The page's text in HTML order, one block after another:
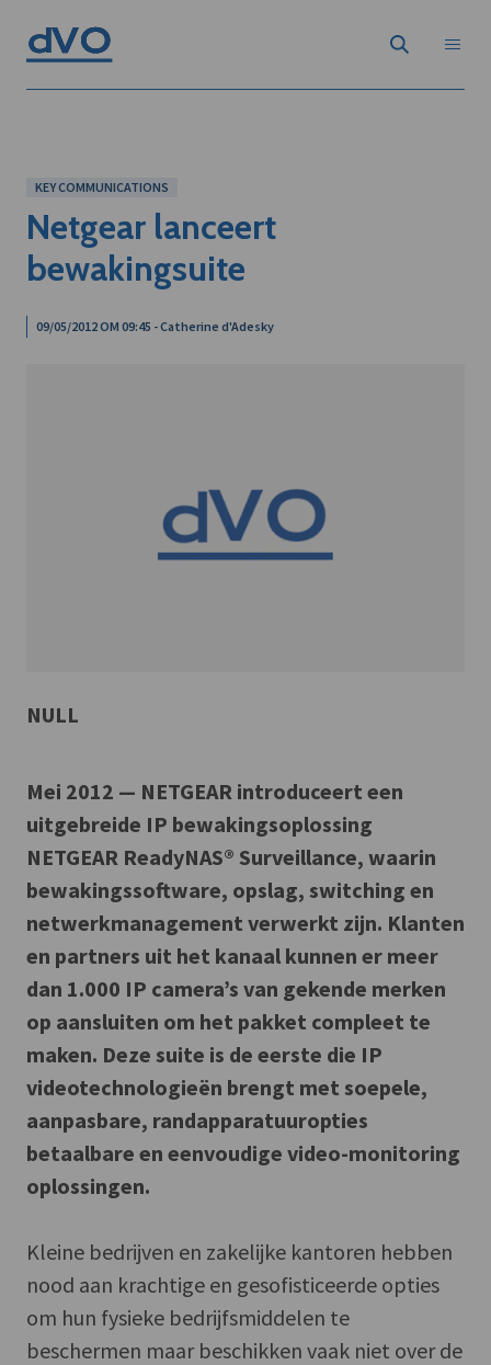
KEY COMMUNICATIONS
Netgear lanceert
bewakingsuite
09/05/2012 OM 09:45 - Catherine d'Adesky
NULL
Mei 2012 — NETGEAR introduceert een
uitgebreide IP bewakingsoplossing
NETGEAR ReadyNAS® Surveillance, waarin
bewakingssoftware, opslag, switching en
netwerkmanagement verwerkt zijn. Klanten
en partners uit het kanaal kunnen er meer
dan 1.000 IP camera’s van gekende merken
op aansluiten om het pakket compleet te
maken. Deze suite is de eerste die IP
videotechnologieën brengt met soepele,
aanpasbare, randapparatuuropties
betaalbare en eenvoudige video-monitoring
oplossingen.
Kleine bedrijven en zakelijke kantoren hebben
nood aan krachtige en gesofisticeerde opties
om hun fysieke bedrijfsmiddelen te
beschermen maar beschikken vaak niet over de